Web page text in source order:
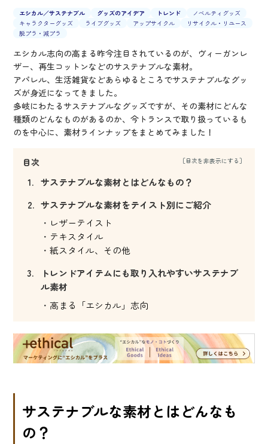
エシカル／サステナブル グッズのアイデア トレンド
ノベルティグッズ
キャラクターグッズ
ライブグッズ アップサイクル
リサイクル・リユース
脱プラ・減プラ
エシカル志向の高まる昨今注目されているのが、ヴィーガンレ
ザー、再生コットンなどのサステナブルな素材。
アパレル、生活雑貨などあらゆるところでサステナブルなグッ
ズが身近になってきました。
多岐にわたるサステナブルなグッズですが、その素材にどんな
種類のどんなものがあるのか、今トランスで取り扱っているも
のを中心に、素材ラインナップをまとめてみました！
目次
サステナブルな素材とはどんなもの？
サステナブルな素材をテイスト別にご紹介
レザーテイスト
テキスタイル
紙スタイル、その他
トレンドアイテムにも取り入れやすいサステナブ
ル素材
高まる「エシカル」志向
サステナブルな素材とはどんなも
の？